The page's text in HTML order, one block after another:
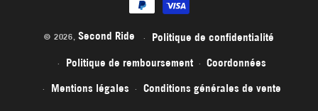
© 2026,Second Ride
Politique de confidentialité
Politique de remboursement
Coordonnées
Mentions légales
Conditions générales de vente